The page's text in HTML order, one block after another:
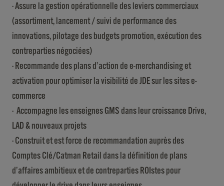
· Assure la gestion opérationnelle des leviers commerciaux
(assortiment, lancement / suivi de performance des
innovations, pilotage des budgets promotion, exécution des
contreparties négociées)
· Recommande des plans d’action de e-merchandising et
activation pour optimiser la visibilité de JDE sur les sites e-
commerce
· Accompagne les enseignes GMS dans leur croissance Drive,
LAD & nouveaux projets
· Construit et est force de recommandation auprès des
Comptes Clé/Catman Retail dans la définition de plans
d’affaires ambitieux et de contreparties ROIstes pour